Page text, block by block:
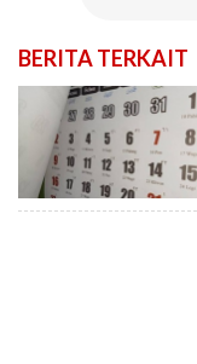
BERITA TERKAIT